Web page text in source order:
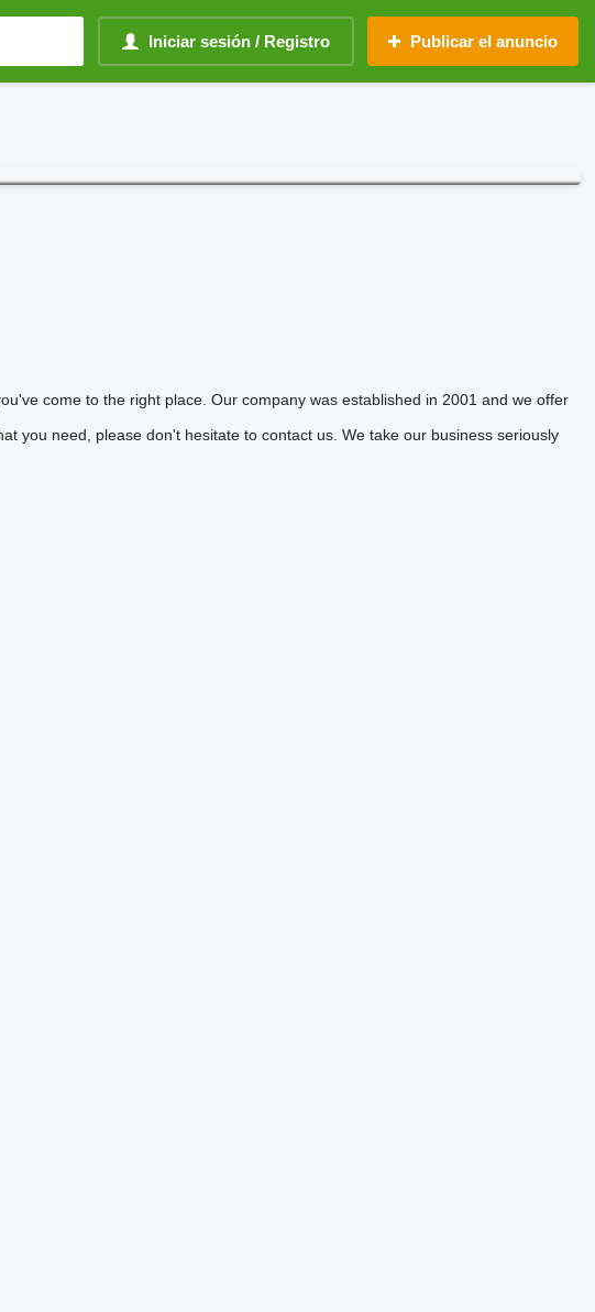
Iniciar sesión / Registro Publicar el anuncio
come to the right place. Our company was established in 2001 and we offer
you need, please don't hesitate to contact us. We take our business seriously